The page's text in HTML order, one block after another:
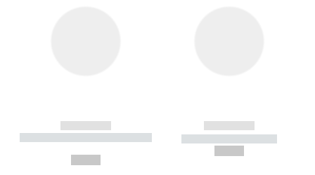
------------
----------- ----------- --------
------------
----------- -----------